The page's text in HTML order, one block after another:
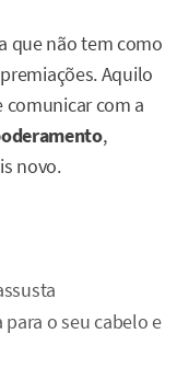
que não tem como
Aquilo
comunicar com a
,
novo.
o seu cabelo e